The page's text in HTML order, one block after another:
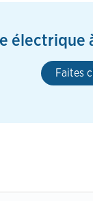
électrique
Faites